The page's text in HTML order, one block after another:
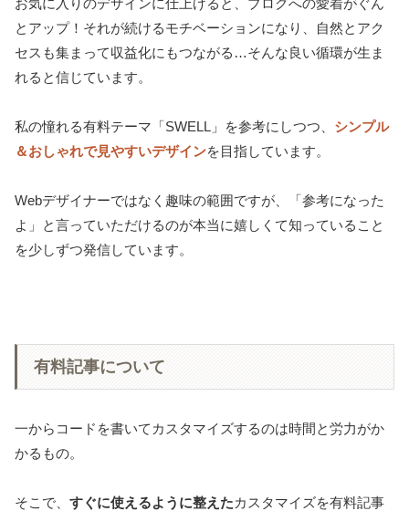
お気に入りのデザインに仕上げると、ブログへの愛着がぐん
とアップ！それが続けるモチベーションになり、自然とアク
セスも集まって収益化にもつながる…そんな良い循環が生ま
れると信じています。
私の憧れる有料テーマ「SWELL」を参考にしつつ、 シンプル
＆おしゃれで見やすいデザインを目指しています。
Webデザイナーではなく趣味の範囲ですが、「参考になった
よ」と言っていただけるのが本当に嬉しくて知っていること
を少しずつ発信しています。
有料記事について
一からコードを書いてカスタマイズするのは時間と労力がか
かるもの。
そこで、 すぐに使えるように整えたカスタマイズを有料記事